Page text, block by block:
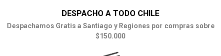
DESPACHO A TODO CHILE
Despachamos Gratis a Santiago y Regiones por compras sobre
$150.000